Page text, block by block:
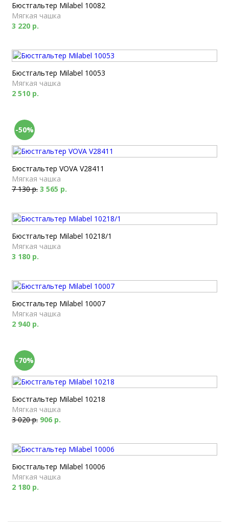
Бюстгальтер Milabel 10082
Мягкая чашка
3 220 р.
Бюстгальтер Milabel 10053
Мягкая чашка
2 510 р.
-50%
Бюстгальтер VOVA V28411
Мягкая чашка
7 130 р. 3 565 р.
Бюстгальтер Milabel 10218/1
Мягкая чашка
3 180 р.
Бюстгальтер Milabel 10007
Мягкая чашка
2 940 р.
-70%
Бюстгальтер Milabel 10218
Мягкая чашка
3 020 р. 906 р.
Бюстгальтер Milabel 10006
Мягкая чашка
2 180 р.